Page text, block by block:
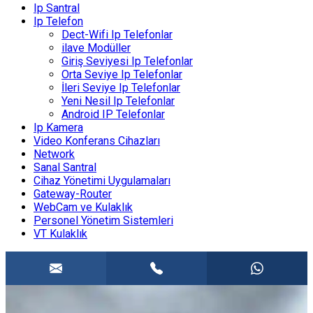
Ip Santral
Ip Telefon
Dect-Wifi Ip Telefonlar
ilave Modüller
Giriş Seviyesi Ip Telefonlar
Orta Seviye Ip Telefonlar
İleri Seviye Ip Telefonlar
Yeni Nesil Ip Telefonlar
Android IP Telefonlar
Ip Kamera
Video Konferans Cihazları
Network
Sanal Santral
Cihaz Yönetimi Uygulamaları
Gateway-Router
WebCam ve Kulaklık
Personel Yönetim Sistemleri
VT Kulaklık